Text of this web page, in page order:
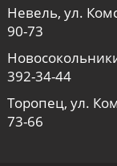
Невель, ул.
90-73
392-34-44
Торопец, ул.
73-66